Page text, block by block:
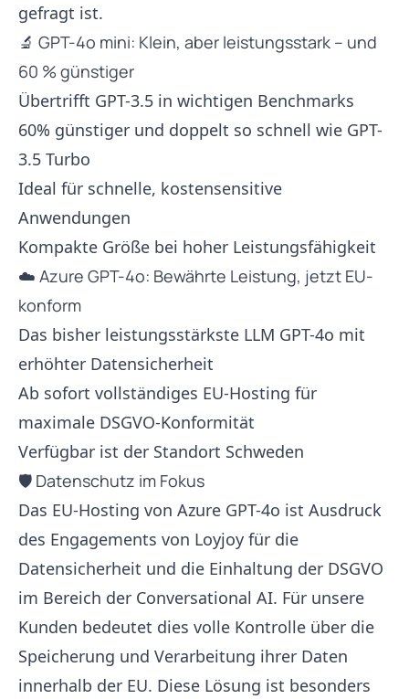
gefragt ist.
🔬 GPT-4o mini: Klein, aber leistungsstark – und
60 % günstiger
Übertrifft GPT-3.5 in wichtigen Benchmarks
60% günstiger und doppelt so schnell wie GPT-
3.5 Turbo
Ideal für schnelle, kostensensitive
Anwendungen
Kompakte Größe bei hoher Leistungsfähigkeit
☁️ Azure GPT-4o: Bewährte Leistung, jetzt EU-
konform
Das bisher leistungsstärkste LLM GPT-4o mit
erhöhter Datensicherheit
Ab sofort vollständiges EU-Hosting für
maximale DSGVO-Konformität
Verfügbar ist der Standort Schweden
🛡️ Datenschutz im Fokus
Das EU-Hosting von Azure GPT-4o ist Ausdruck
des Engagements von Loyjoy für die
Datensicherheit und die Einhaltung der DSGVO
im Bereich der Conversational AI. Für unsere
Kunden bedeutet dies volle Kontrolle über die
Speicherung und Verarbeitung ihrer Daten
innerhalb der EU. Diese Lösung ist besonders